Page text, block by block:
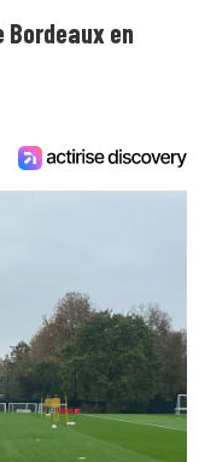
Bordeaux en